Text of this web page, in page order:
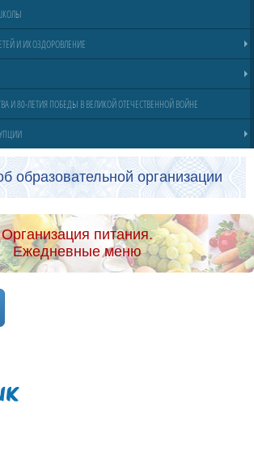
И ИХ ОЗДОРОВЛЕНИЕ
И 80-ЛЕТИЯ ПОБЕДЫ В ВЕЛИКОЙ ОТЕЧЕСТВЕННОЙ ВОЙНЕ
образовательной организации
Организация питания.
Ежедневные меню